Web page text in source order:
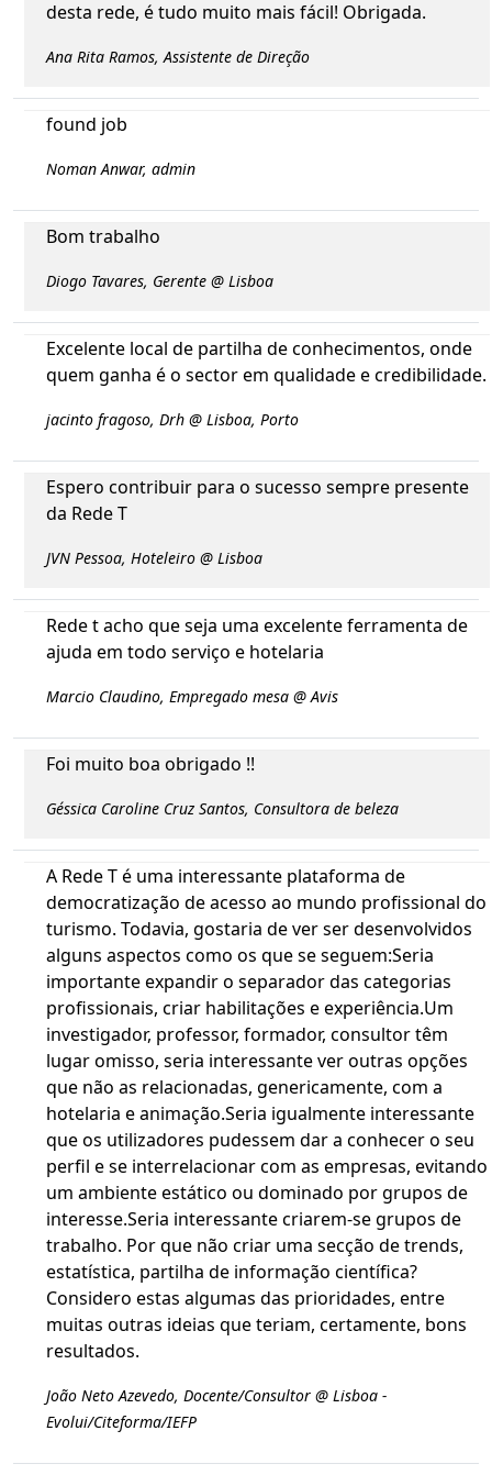
desta rede, é tudo muito mais fácil! Obrigada.
Ana Rita Ramos, Assistente de Direção
found job
Noman Anwar, admin
Bom trabalho
Diogo Tavares, Gerente @ Lisboa
Excelente local de partilha de conhecimentos, onde
quem ganha é o sector em qualidade e credibilidade.
jacinto fragoso, Drh @ Lisboa, Porto
Espero contribuir para o sucesso sempre presente
da Rede T
JVN Pessoa, Hoteleiro @ Lisboa
Rede t acho que seja uma excelente ferramenta de
ajuda em todo serviço e hotelaria
Marcio Claudino, Empregado mesa @ Avis
Foi muito boa obrigado !!
Géssica Caroline Cruz Santos, Consultora de beleza
A Rede T é uma interessante plataforma de
democratização de acesso ao mundo profissional do
turismo. Todavia, gostaria de ver ser desenvolvidos
alguns aspectos como os que se seguem:Seria
importante expandir o separador das categorias
profissionais, criar habilitações e experiência.Um
investigador, professor, formador, consultor têm
lugar omisso, seria interessante ver outras opções
que não as relacionadas, genericamente, com a
hotelaria e animação.Seria igualmente interessante
que os utilizadores pudessem dar a conhecer o seu
perfil e se interrelacionar com as empresas, evitando
um ambiente estático ou dominado por grupos de
interesse.Seria interessante criarem-se grupos de
trabalho. Por que não criar uma secção de trends,
estatística, partilha de informação científica?
Considero estas algumas das prioridades, entre
muitas outras ideias que teriam, certamente, bons
resultados.
João Neto Azevedo, Docente/Consultor @ Lisboa -
Evolui/Citeforma/IEFP